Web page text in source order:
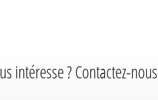
intéresse ? Contactez-